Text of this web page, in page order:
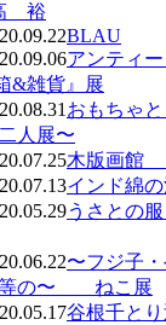
裕
BLAU
アンティ
&雑貨』展
おもちゃ
人展〜
木版画
インド綿
うさとの
〜フジ子
等の〜 ねこ展
谷根千と